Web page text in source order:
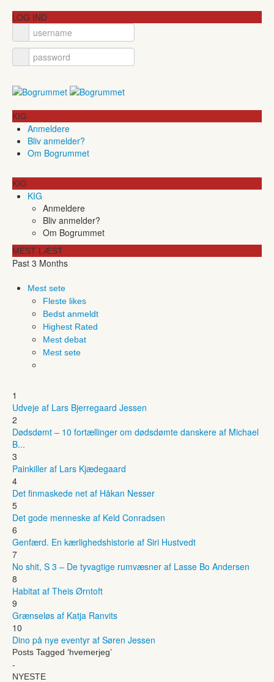
LOG IND
KIG
Anmeldere
Bliv anmelder?
Om Bogrummet
KIG
KIG
Anmeldere
Bliv anmelder?
Om Bogrummet
MEST LÆST
Past 3 Months
Mest sete
Fleste likes
Bedst anmeldt
Highest Rated
Mest debat
Mest sete
1
Udveje af Lars Bjerregaard Jessen
2
Dødsdømt – 10 fortællinger om dødsdømte danskere af Michael
B...
3
Painkiller af Lars Kjædegaard
4
Det finmaskede net af Håkan Nesser
5
Det gode menneske af Keld Conradsen
6
Genfærd. En kærlighedshistorie af Siri Hustvedt
7
No shit, S 3 – De tyvagtige rumvæsner af Lasse Bo Andersen
8
Habitat af Theis Ørntoft
9
Grænseløs af Katja Ranvits
10
Dino på nye eventyr af Søren Jessen
Posts Tagged ‘hvemerjeg’
-
NYESTE